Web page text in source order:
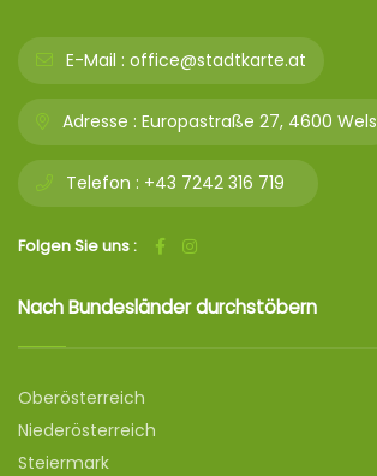
E-Mail : office@stadtkarte.at
Adresse : Europastraße 27, 4600 Wels
Telefon : +43 7242 316 719
Folgen Sie uns :
Nach Bundesländer durchstöbern
Oberösterreich
Niederösterreich
Steiermark